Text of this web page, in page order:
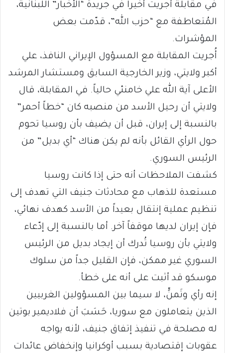
في مقابلة أُجريت أخيراً في جريدة “الأخبار” اللبنانية،
المُتعاطفة مع “حزب الله”، قدّمت بعض
المؤشرات.
أُجريت المقابلة مع المسؤول الإيراني النافذ، علي
أكبر ولايتي، وزير الخارجية السابق ومستشار المرشد
الأعلى آية الله علي خامنئي حالياً. في المقابلة، قال
ولايتي أن رحيل الأسد من منصبه كان “خطاً أحمر”
بالنسبة إلى إيران، قبل أن يضيف بأن روسيا تحوم
حول الرأي القائل بأنه لم يكن هناك “أي بديل” من
الرئيس السوري.
كشفت الملاحظات أنه حتى إذا كانت روسيا
مستعدة للذهاب مع محادثات جنيف التي تهدف إلى
تنظيم عملية إنتقال بعيداً من الأسد كهدف نهائي،
فإن إيران لديها موقفاً آخر. أما بالنسبة إلى إدّعاء
ولايتي بأن روسيا تُدرك أن إيجاد بديل من الرئيس
السوري غير ممكن، فإن القليل جداً من سلوك
موسكو قد أثبت على أنه على خطأ.
إنه رأي وتَمنٍّ، لا سيما بين المسؤولين الغربيين
الذين يتعاملون مع سوريا، حَسَبَ أن فلاديمير بوتين
له مصلحة في تنفيذ إتفاق جنيف، لأنه يواجه
عقوبات إقتصادية بسبب أوكرانيا وإنخفاض عائدات